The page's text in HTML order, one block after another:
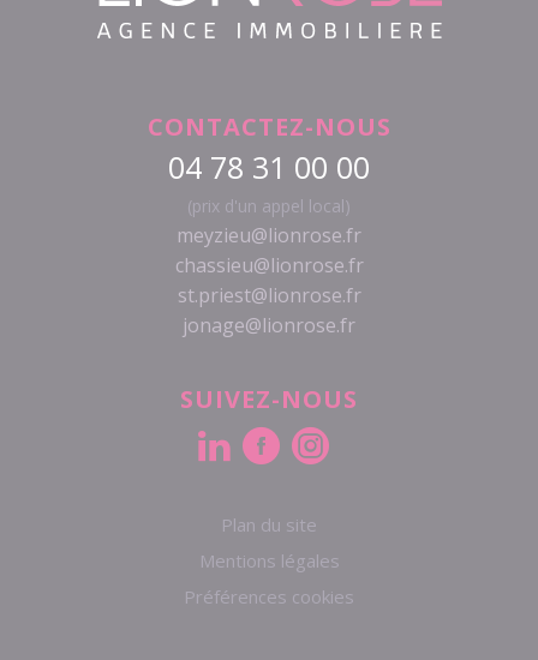
Plan du site
Mentions légales
Préférences cookies
CONTACTEZ-NOUS
04 78 31 00 00
(prix d'un appel local)
meyzieu@lionrose.fr
chassieu@lionrose.fr
st.priest@lionrose.fr
jonage@lionrose.fr
SUIVEZ-NOUS